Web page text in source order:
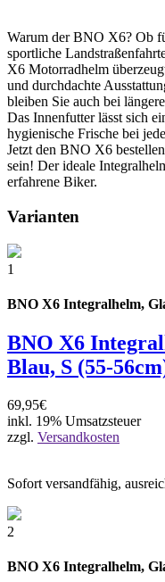
Warum der BNO X6? Ob
sportliche
X6 Motorradhelm
und durchdachte
bleiben Sie auch bei
Das Innenfutter lässt sich
hygienische Frische bei
Jetzt den BNO X6
sein! Der ideale
erfahrene Biker.
Varianten
1
BNO X6 Integralhelm,
BNO X6
Blau, S (55-
69,95€
inkl. 19% Umsatzsteuer
zzgl. Versandkosten
Sofort versandfähig,
2
BNO X6 Integralhelm,